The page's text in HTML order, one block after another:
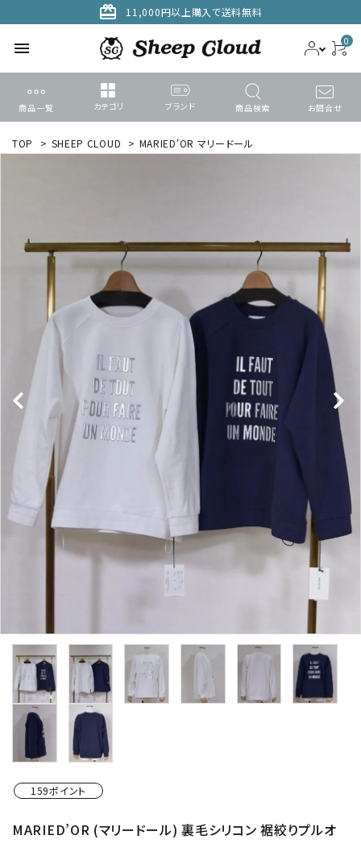
card_giftcard 11,000円以上購入で送料無料
menu 0
商品一覧 カテゴリ ブランド 商品検索 お問合せ
ACCOUNT MENU
search
カテゴリーから探す
ブランドから選ぶ
INFORMATION
TOP > SHEEP CLOUD > MARIED'OR マリードール
159ポイント
MARIED’OR (マリードール) 裏毛シリコン 裾絞りプルオ